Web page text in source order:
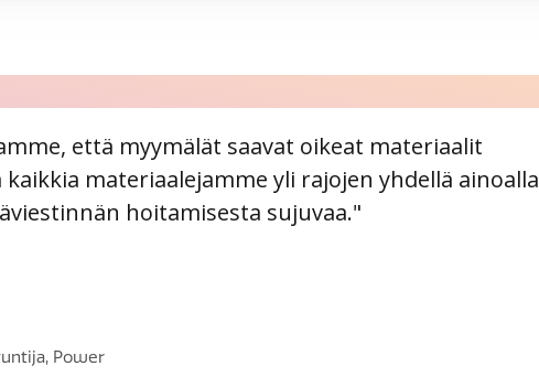
että myymälät saavat oikeat materiaalit
materiaalejamme yli rajojen yhdellä ainoalla
hoitamisesta sujuvaa."
Power